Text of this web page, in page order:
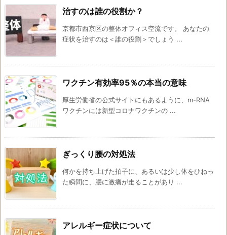
治すのは誰の役割か？
京都市西京区の整体オフィス空流です。 あなたの
症状を治すのは＜誰の役割＞でしょう ...
ワクチン有効率95％の本当の意味
厚生労働省の公式サイトにもあるように、m-RNA
ワクチンには新型コロナワクチンの ...
ぎっくり腰の対処法
何かを持ち上げた拍子に、あるいは少し体をひねっ
た瞬間に、腰に激痛が走ることがあり ...
アレルギー症状について